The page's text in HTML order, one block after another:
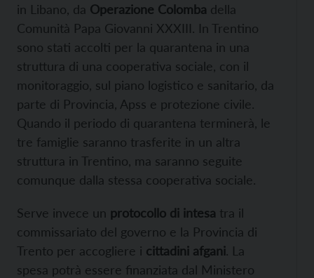
in Libano, da Operazione Colomba della
Comunità Papa Giovanni XXXIII. In Trentino
sono stati accolti per la quarantena in una
struttura di una cooperativa sociale, con il
monitoraggio, sul piano logistico e sanitario, da
parte di Provincia, Apss e protezione civile.
Quando il periodo di quarantena terminerà, le
tre famiglie saranno trasferite in un altra
struttura in Trentino, ma saranno seguite
comunque dalla stessa cooperativa sociale.
Serve invece un protocollo di intesa tra il
commissariato del governo e la Provincia di
Trento per accogliere i cittadini afgani. La
spesa potrà essere finanziata dal Ministero